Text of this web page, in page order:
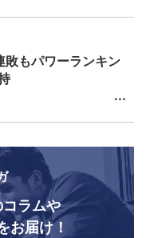
敗もパワーランキン
ラムや
お届け！